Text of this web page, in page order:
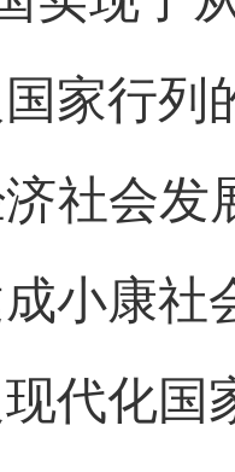
家行列
社会发
小康社
代化国